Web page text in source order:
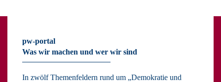
pw-portal
Was wir machen und wer wir sind
In zwölf Themenfeldern rund um „Demokratie und